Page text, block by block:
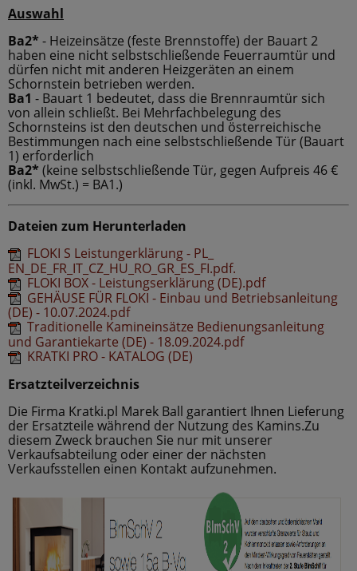
Auswahl
Ba2* - Heizeinsätze (feste Brennstoffe) der Bauart 2
haben eine nicht selbstschließende Feuerraumtür und
dürfen nicht mit anderen Heizgeräten an einem
Schornstein betrieben werden.
Ba1 - Bauart 1 bedeutet, dass die Brennraumtür sich
von allein schließt. Bei Mehrfachbelegung des
Schornsteins ist den deutschen und österreichische
Bestimmungen nach eine selbstschließende Tür (Bauart
1) erforderlich
Ba2* (keine selbstschließende Tür, gegen Aufpreis 46 €
(inkl. MwSt.) = BA1.)
Dateien zum Herunterladen
FLOKI S Leistungerklärung - PL_
EN_DE_FR_IT_CZ_HU_RO_GR_ES_FI.pdf.
FLOKI BOX - Leistungserklärung (DE).pdf
GEHÄUSE FÜR FLOKI - Einbau und Betriebsanleitung
(DE) - 10.07.2024.pdf
Traditionelle Kamineinsätze Bedienungsanleitung
und Garantiekarte (DE) - 18.09.2024.pdf
KRATKI PRO - KATALOG (DE)
Ersatzteilverzeichnis
Die Firma Kratki.pl Marek Ball garantiert Ihnen Lieferung
der Ersatzteile während der Nutzung des Kamins.Zu
diesem Zweck brauchen Sie nur mit unserer
Verkaufsabteilung oder einer der nächsten
Verkaufsstellen einen Kontakt aufzunehmen.